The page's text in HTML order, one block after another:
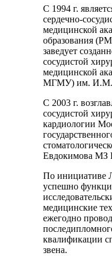
С 1994 г.
сердечно-
медицинской
образования
заведует
сосудистой
медицинской
МГМУ) им. И.М.
С 2003 г.
сосудистой
кардиологии
Евдокимова МЗ
По
успешно
медицинские
ежегодно
квалификации
звена.